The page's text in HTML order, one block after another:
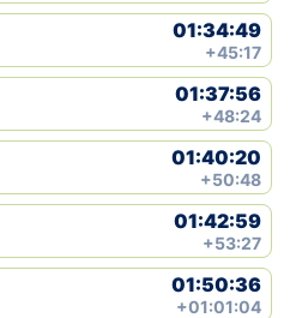
01:34:49
+45:17
01:37:56
+48:24
01:40:20
+50:48
01:42:59
+53:27
01:50:36
+01:01:04